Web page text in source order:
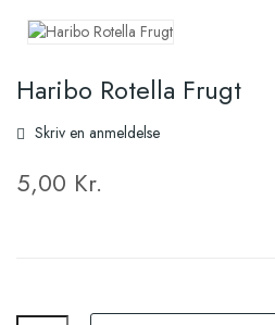
Haribo Rotella Frugt
Skriv en anmeldelse
5,00 Kr.